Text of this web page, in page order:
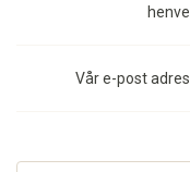
Vår e-post